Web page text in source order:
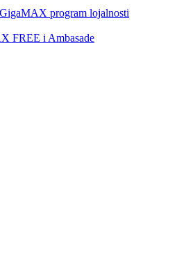
program lojalnosti
FREE i Ambasade